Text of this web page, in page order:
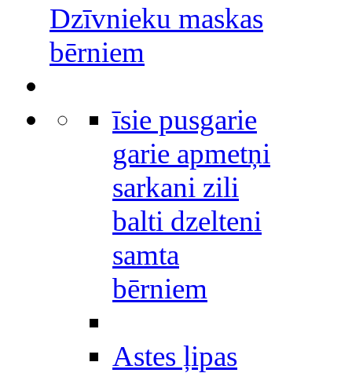
Dzīvnieku maskas
bērniem
īsie pusgarie
garie apmetņi
sarkani zili
balti dzelteni
samta
bērniem
Astes ļipas